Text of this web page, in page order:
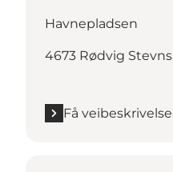
Havnepladsen
4673 Rødvig Stevns
Få veibeskrivelse